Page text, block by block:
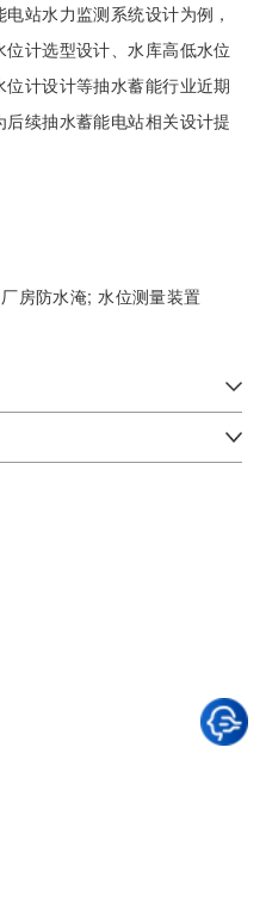
站水力监测系统设计为例，
计选型设计、水库高低水位
计设计等抽水蓄能行业近期
续抽水蓄能电站相关设计提
厂房防水淹;水位测量装置